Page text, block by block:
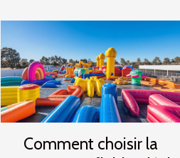
Comment choisir la